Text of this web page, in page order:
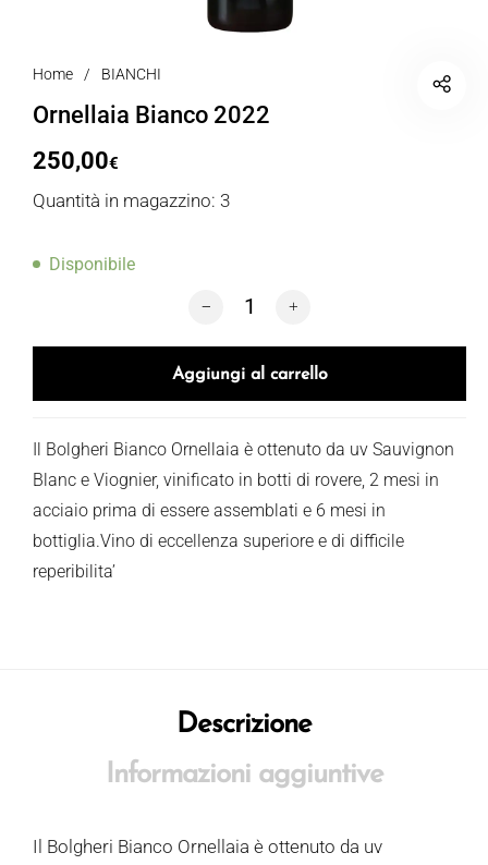
Home / BIANCHI
Ornellaia Bianco 2022
250,00€
Quantità in magazzino: 3
Disponibile
Ornellaia Bianco 2022 quantità
Aggiungi al carrello
Il Bolgheri Bianco Ornellaia è ottenuto da uv Sauvignon
Blanc e Viognier, vinificato in botti di rovere, 2 mesi in
acciaio prima di essere assemblati e 6 mesi in
bottiglia.Vino di eccellenza superiore e di difficile
reperibilita’
Descrizione
Informazioni aggiuntive
Il Bolgheri Bianco Ornellaia è ottenuto da uv